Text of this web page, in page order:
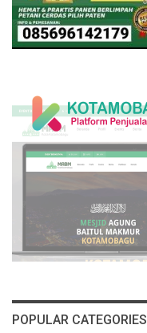
POPULAR CATEGORIES